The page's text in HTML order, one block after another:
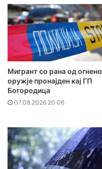
Мигрант со рана од огнено
оружје пронајден кај ГП
Богородица
07.08.2026 20:06